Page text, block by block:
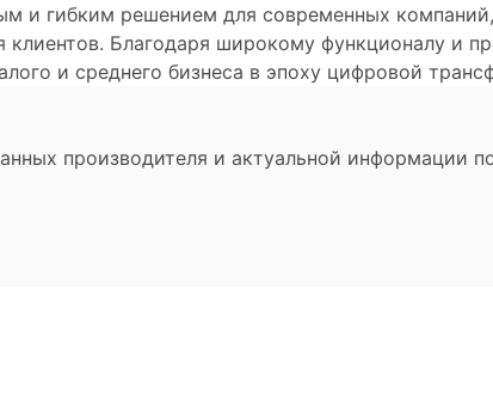
и гибким решением для современных
Благодаря широкому функционалу и
и среднего бизнеса в эпоху цифровой
производителя и актуальной информации